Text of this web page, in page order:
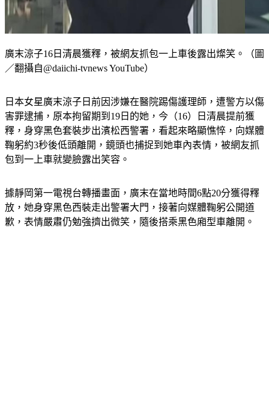
／翻攝自@daiichi-tvnews YouTube）
害罪逮捕，原本拘留期到19日的她，今（16）日清晨提前獲
釋，身穿黑色套裝步出濱松西警署，看起來略顯憔悴，向媒體
鞠躬約3秒後低頭離開，鏡頭也捕捉到她車內表情，被網友抓
包到一上車就變臉露出笑容。
放，她身穿黑色西裝走出警署大門，接著向媒體鞠躬公開道
歉，表情嚴肅仍勉強擠出微笑，隨後搭乘黑色廂型車離開。